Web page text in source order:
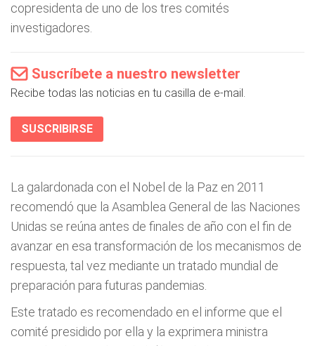
copresidenta de uno de los tres comités
investigadores.
Suscríbete a nuestro newsletter
Recibe todas las noticias en tu casilla de e-mail.
SUSCRIBIRSE
La galardonada con el Nobel de la Paz en 2011
recomendó que la Asamblea General de las Naciones
Unidas se reúna antes de finales de año con el fin de
avanzar en esa transformación de los mecanismos de
respuesta, tal vez mediante un tratado mundial de
preparación para futuras pandemias.
Este tratado es recomendado en el informe que el
comité presidido por ella y la exprimera ministra